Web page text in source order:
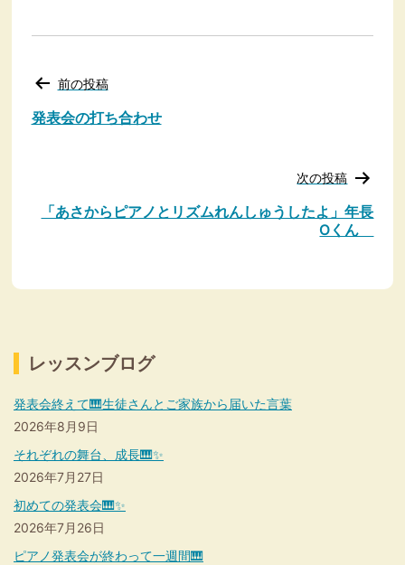
投
ナ
ョ
ン
前の投稿
発表会の打ち合わせ
次の投稿
「あさからピアノとリズムれんしゅうしたよ」年長
Оくん
レッスンブログ
発表会終えて🎹生徒さんとご家族から届いた言葉
2026年8月9日
それぞれの舞台、成長🎹✨
2026年7月27日
初めての発表会🎹✨
2026年7月26日
ピアノ発表会が終わって一週間🎹